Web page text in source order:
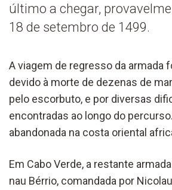
último a chegar,
18 de setembro de 1499.
A viagem de regresso da armada
devido à morte de dezenas de
pelo escorbuto, e por diversas
encontradas ao longo do
abandonada na costa oriental
Em Cabo Verde, a restante
nau Bérrio, comandada por